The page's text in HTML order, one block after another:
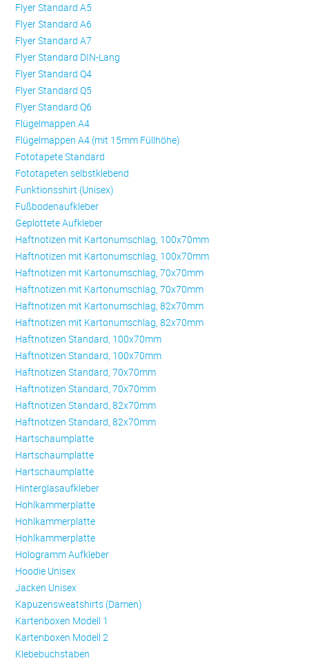
Flyer Standard A5
Flyer Standard A6
Flyer Standard A7
Flyer Standard DIN-Lang
Flyer Standard Q4
Flyer Standard Q5
Flyer Standard Q6
Flügelmappen A4
Flügelmappen A4 (mit 15mm Füllhöhe)
Fototapete Standard
Fototapeten selbstklebend
Funktionsshirt (Unisex)
Fußbodenaufkleber
Geplottete Aufkleber
Haftnotizen mit Kartonumschlag, 100x70mm
Haftnotizen mit Kartonumschlag, 100x70mm
Haftnotizen mit Kartonumschlag, 70x70mm
Haftnotizen mit Kartonumschlag, 70x70mm
Haftnotizen mit Kartonumschlag, 82x70mm
Haftnotizen mit Kartonumschlag, 82x70mm
Haftnotizen Standard, 100x70mm
Haftnotizen Standard, 100x70mm
Haftnotizen Standard, 70x70mm
Haftnotizen Standard, 70x70mm
Haftnotizen Standard, 82x70mm
Haftnotizen Standard, 82x70mm
Hartschaumplatte
Hartschaumplatte
Hartschaumplatte
Hinterglasaufkleber
Hohlkammerplatte
Hohlkammerplatte
Hohlkammerplatte
Hologramm Aufkleber
Hoodie Unisex
Jacken Unisex
Kapuzensweatshirts (Damen)
Kartenboxen Modell 1
Kartenboxen Modell 2
Klebebuchstaben